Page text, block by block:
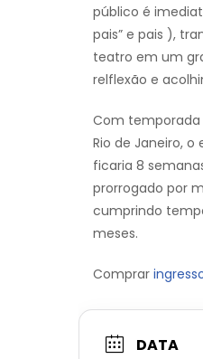
público é
pais” e pais ),
teatro em um
relflexão e
Com temporada
Rio de Janeiro,
ficaria 8
prorrogado por
cumprindo
meses.
Comprar
DATA